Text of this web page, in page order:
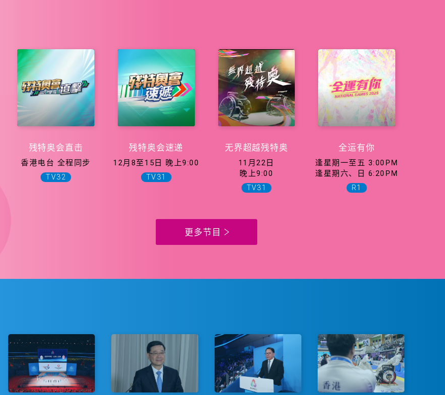
残特奥会直击
香港电台 全程同步
TV32
残特奥会速递
12月8至15日 晚上9:00
TV31
无界超越残特奥
11月22日
晚上9:00
TV31
全运有你
逢星期一至五 3:00PM
逢星期六、日 6:20PM
R1
更多节目